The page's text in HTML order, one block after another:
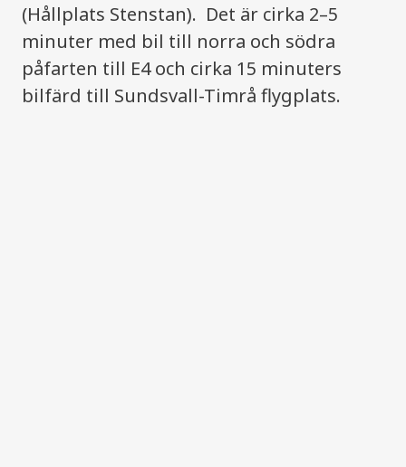
(Hållplats Stenstan). Det är cirka 2–5
minuter med bil till norra och södra
påfarten till E4 och cirka 15 minuters
bilfärd till Sundsvall-Timrå flygplats.